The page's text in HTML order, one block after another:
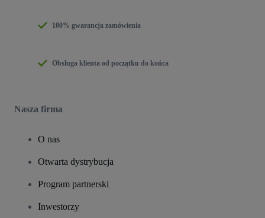
100% gwarancja zamówienia
Obsługa klienta od początku do końca
Nasza firma
O nas
Otwarta dystrybucja
Program partnerski
Inwestorzy